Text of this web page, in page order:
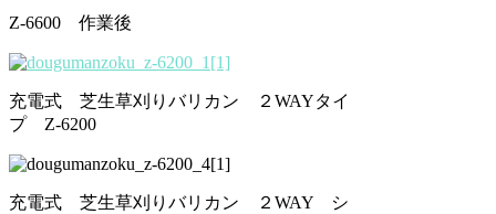
Z-6600 作業後
充電式 芝生草刈りバリカン ２WAYタイ
プ Z-6200
充電式 芝生草刈りバリカン ２WAY シ